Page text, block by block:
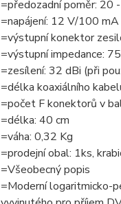
=předozadní poměr: 20
=napájení: 12 V/100
=výstupní konektor
=výstupní impedance:
=zesílení: 32 dBi (při
=délka koaxiálního
=počet F konektorů v
=délka: 40 cm
=váha: 0,32 Kg
=prodejní obal: 1ks,
=Všeobecný popis
=Moderní logaritmicko-